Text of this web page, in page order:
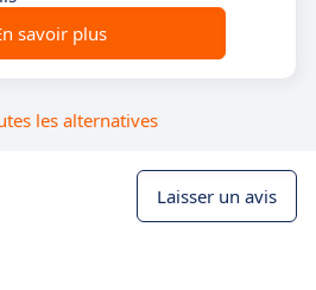
savoir plus
les alternatives
Laisser un avis